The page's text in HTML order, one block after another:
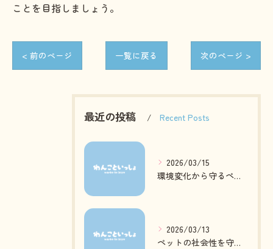
ことを目指しましょう。
< 前のページ 一覧に戻る 次のページ >
最近の投稿 Recent Posts
2026/03/15
環境変化から守るペットの心身ケア方法
2026/03/13
ペットの社会性を守る日常ケアとは